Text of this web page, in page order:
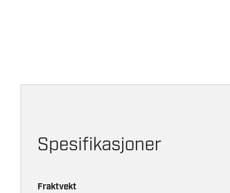
Spesifikasjoner
Fraktvekt